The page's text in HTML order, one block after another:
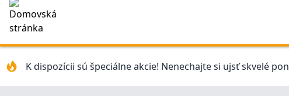
K dispozícii sú špeciálne akcie! Nenechajte si ujsť skvelé